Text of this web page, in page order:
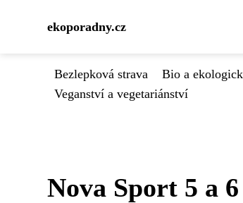
ekoporadny.cz
Bezlepková strava Bio a
Veganství a vegetariánství
Nova Sport 5 a